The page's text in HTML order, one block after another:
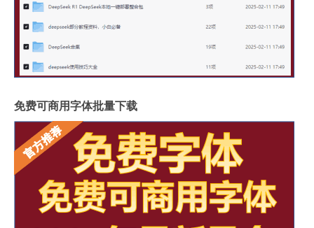
免费可商用字体批量下载